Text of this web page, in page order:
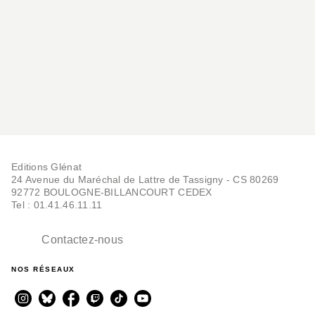
Alice Turquois
09/09/2020
Editions Glénat
24 Avenue du Maréchal de Lattre de Tassigny - CS 80269
92772 BOULOGNE-BILLANCOURT CEDEX
Tel : 01.41.46.11.11
Contactez-nous
NOS RÉSEAUX